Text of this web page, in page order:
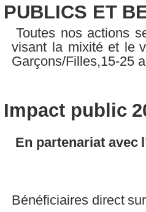
PUBLICS ET
Toutes nos actions
visant la mixité et le
Garçons/Filles,15-25
Impact public
En partenariat avec
Bénéficiaires direct sur